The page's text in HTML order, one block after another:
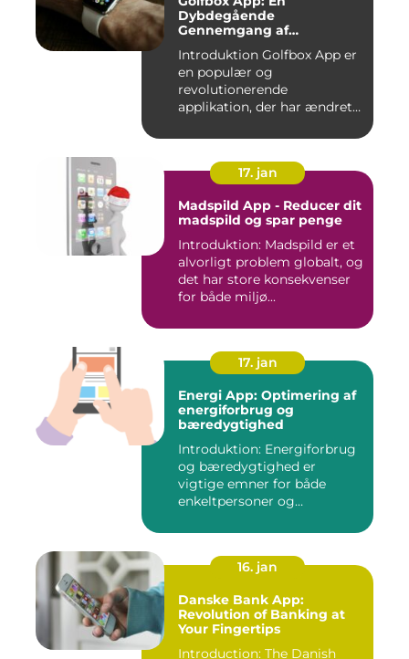
Dybdegående
Gennemgang af
Introduktion Golfbox App er
en populær og
revolutionerende
applikation, der har ændret
17. jan
Madspild App - Reducer dit
madspild og spar penge
Introduktion: Madspild er et
alvorligt problem globalt, og
det har store konsekvenser
for både miljø...
17. jan
Energi App: Optimering af
energiforbrug og
bæredygtighed
Introduktion: Energiforbrug
og bæredygtighed er
vigtige emner for både
enkeltpersoner og
16. jan
Danske Bank App:
Revolution of Banking at
Your Fingertips
Introduction: The Danish